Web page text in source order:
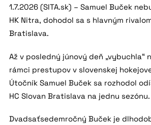
1.7.2026 (SITA.sk) – Samuel Buček
HK Nitra, dohodol sa s hlavným
Bratislava.
Až v posledný júnový deň „vybuchla“
rámci prestupov v slovenskej
Útočník Samuel Buček sa rozhodol
HC Slovan Bratislava na jednu sezónu.
Dvadsaťsedemročný Buček je